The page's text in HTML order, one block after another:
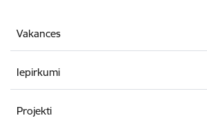
Vakances
Iepirkumi
Projekti